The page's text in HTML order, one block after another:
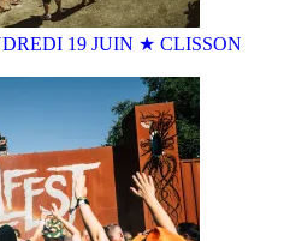
19 JUIN ★ CLISSON